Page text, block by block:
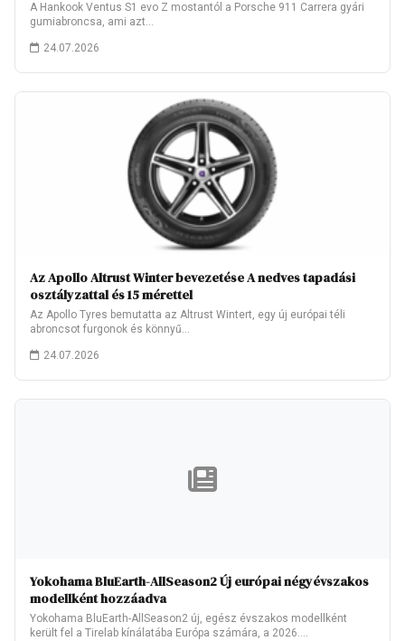
A Hankook Ventus S1 evo Z mostantól a Porsche 911 Carrera gyári
gumiabroncsa, ami azt…
24.07.2026
Az Apollo Altrust Winter bevezetése A nedves tapadási
osztályzattal és 15 mérettel
Az Apollo Tyres bemutatta az Altrust Wintert, egy új európai téli
abroncsot furgonok és könnyű…
24.07.2026
Yokohama BluEarth-AllSeason2 Új európai négyévszakos
modellként hozzáadva
Yokohama BluEarth-AllSeason2 új, egész évszakos modellként
került fel a Tirelab kínálatába Európa számára, a 2026.…